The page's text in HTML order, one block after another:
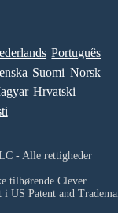
Português
Suomi Norsk
Hrvatski
- Alle rettigheder
tilhørende Clever
US Patent and